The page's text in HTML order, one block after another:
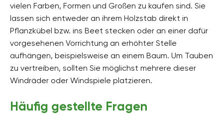
vielen Farben, Formen und Großen zu kaufen sind. Sie
lassen sich entweder an ihrem Holzstab direkt in
Pflanzkübel bzw. ins Beet stecken oder an einer dafür
vorgesehenen Vorrichtung an erhöhter Stelle
aufhängen, beispielsweise an einem Baum. Um Tauben
zu vertreiben, sollten Sie möglichst mehrere dieser
Windräder oder Windspiele platzieren.
Häufig gestellte Fragen